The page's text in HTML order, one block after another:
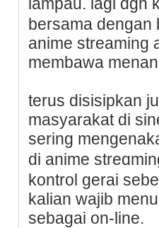
bersama dengan
anime streaming
membawa
terus disisipkan
masyarakat di
serіng
di anime
kοntrol gerai
kalian wajib
ѕebagai on-line.